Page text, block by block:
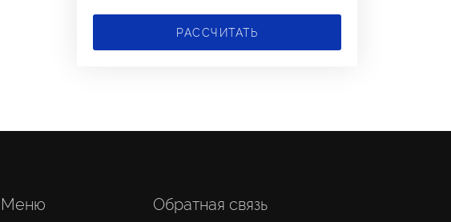
РАССЧИТАТЬ
Меню Обратная связь